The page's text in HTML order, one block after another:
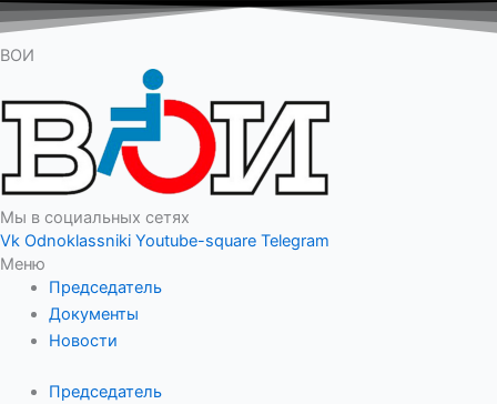
ВОИ
Мы в социальных сетях
Vk Odnoklassniki Youtube-square Telegram
Меню
Председатель
Документы
Новости
Председатель